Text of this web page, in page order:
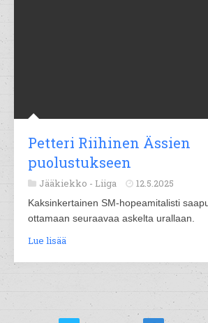
Petteri Riihinen Ässien
puolustukseen
Jääkiekko - Liiga 12.5.2025
Kaksinkertainen SM-hopeamitalisti
ottamaan seuraavaa askelta urallaan.
Lue lisää